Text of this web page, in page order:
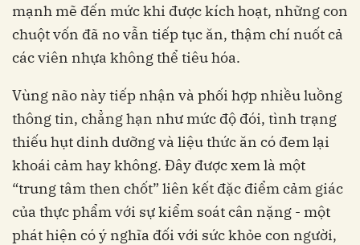
mạnh mẽ đến mức khi được kích hoạt, những con
chuột vốn đã no vẫn tiếp tục ăn, thậm chí nuốt cả
các viên nhựa không thể tiêu hóa.
Vùng não này tiếp nhận và phối hợp nhiều luồng
thông tin, chẳng hạn như mức độ đói, tình trạng
thiếu hụt dinh dưỡng và liệu thức ăn có đem lại
khoái cảm hay không. Đây được xem là một
“trung tâm then chốt” liên kết đặc điểm cảm giác
của thực phẩm với sự kiểm soát cân nặng - một
phát hiện có ý nghĩa đối với sức khỏe con người,